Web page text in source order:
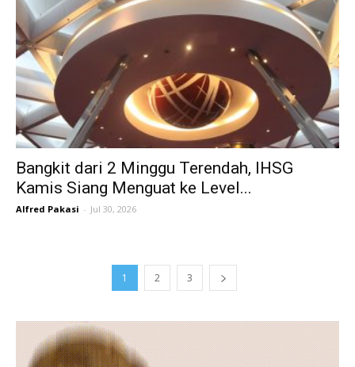
Bangkit dari 2 Minggu Terendah, IHSG
Kamis Siang Menguat ke Level...
Alfred Pakasi - Jul 30, 2026
1 2 3